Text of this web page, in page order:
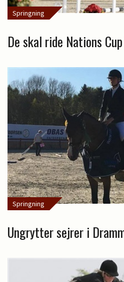
Springning
De skal ride Nations
Springning
Ungrytter sejrer i